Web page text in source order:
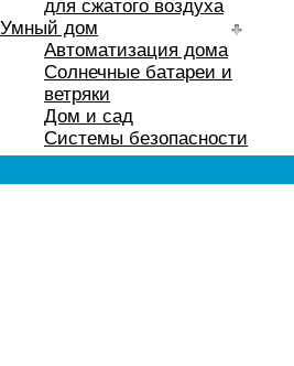
для сжатого воздуха
Умный дом
Автоматизация дома
Солнечные батареи и
ветряки
Дом и сад
Системы безопасности